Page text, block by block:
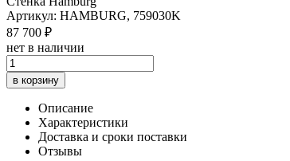
Артикул: HAMBURG, 759030K
87 700 ₽
нет в наличии
в корзину
Описание
Характеристики
Доставка и сроки поставки
Отзывы